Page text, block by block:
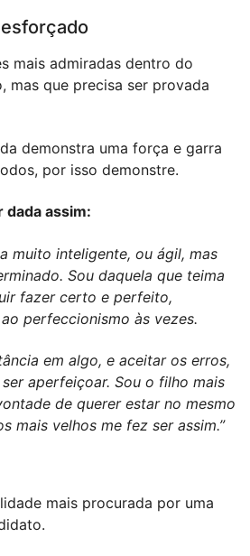
mais admiradas dentro do
mas que precisa ser provada
demonstra uma força e garra
por isso demonstre.
dada assim:
muito inteligente, ou ágil, mas
Sou daquela que teima
fazer certo e perfeito,
perfeccionismo às vezes.
em algo, e aceitar os erros,
aperfeiçoar. Sou o filho mais
de querer estar no mesmo
mais velhos me fez ser assim.”
mais procurada por uma